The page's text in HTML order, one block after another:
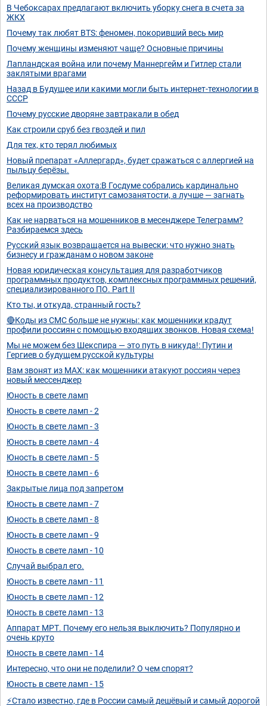
В Чебоксарах предлагают включить уборку снега в счета за
ЖКХ
Почему так любят BTS: феномен, покоривший весь мир
Почему женщины изменяют чаще? Основные причины
Лапландская война или почему Маннергейм и Гитлер стали
заклятыми врагами
Назад в Будущее или какими могли быть интернет-технологии в
СССР
Почему русские дворяне завтракали в обед
Как строили сруб без гвоздей и пил
Для тех, кто терял любимых
Новый препарат «Аллергард», будет сражаться с аллергией на
пыльцу берёзы.
Великая думская охота:В Госдуме собрались кардинально
реформировать институт самозанятости, а лучше — загнать
всех на производство
Как не нарваться на мошенников в месенджере Телеграмм?
Разбираемся здесь
Русский язык возвращается на вывески: что нужно знать
бизнесу и гражданам о новом законе
Новая юридическая консультация для разработчиков
программных продуктов, комплексных программных решений,
специализированного ПО. Part II
Кто ты, и откуда, странный гость?
🔴Коды из СМС больше не нужны: как мошенники крадут
профили россиян с помощью входящих звонков. Новая схема!
Мы не можем без Шекспира — это путь в никуда!: Путин и
Гергиев о будущем русской культуры
Вам звонят из MAX: как мошенники атакуют россиян через
новый мессенджер
Юность в свете ламп
Юность в свете ламп - 2
Юность в свете ламп - 3
Юность в свете ламп - 4
Юность в свете ламп - 5
Юность в свете ламп - 6
Закрытые лица под запретом
Юность в свете ламп - 7
Юность в свете ламп - 8
Юность в свете ламп - 9
Юность в свете ламп - 10
Случай выбрал его.
Юность в свете ламп - 11
Юность в свете ламп - 12
Юность в свете ламп - 13
Аппарат МРТ. Почему его нельзя выключить? Популярно и
очень круто
Юность в свете ламп - 14
Интересно, что они не поделили? О чем спорят?
Юность в свете ламп - 15
⚡Стало известно, где в России самый дешёвый и самый дорогой